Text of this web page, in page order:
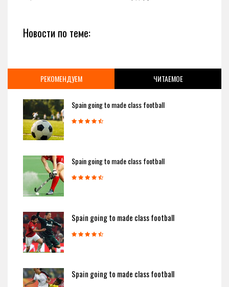
Новости по теме:
РЕКОМЕНДУЕМ ЧИТАЕМОЕ
Spain going to made class football
Spain going to made class football
Spain going to made class football
Spain going to made class football